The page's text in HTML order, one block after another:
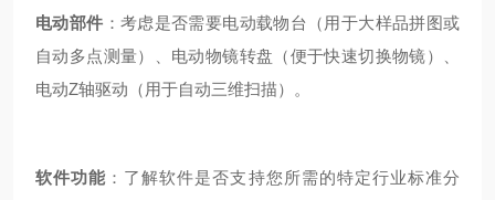
电动部件 ：考虑是否需要电动载物台（用于大样品拼图或
自动多点测量）、电动物镜转盘（便于快速切换物镜）、
电动Z轴驱动（用于自动三维扫描）。
软件功能 ：了解软件是否支持您所需的特定行业标准分